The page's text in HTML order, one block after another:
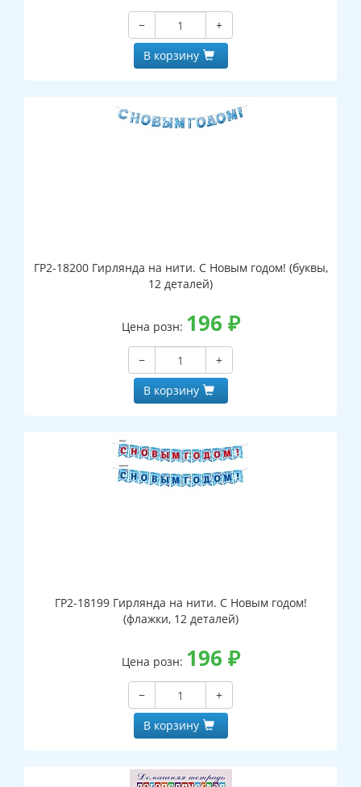
−
+
В корзину
ГР2-18200 Гирлянда на нити. С Новым годом! (буквы,
12 деталей)
Цена розн: 196 ₽
−
+
В корзину
ГР2-18199 Гирлянда на нити. С Новым годом!
(флажки, 12 деталей)
Цена розн: 196 ₽
−
+
В корзину